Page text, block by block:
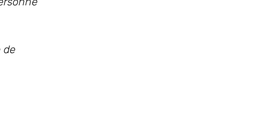
de